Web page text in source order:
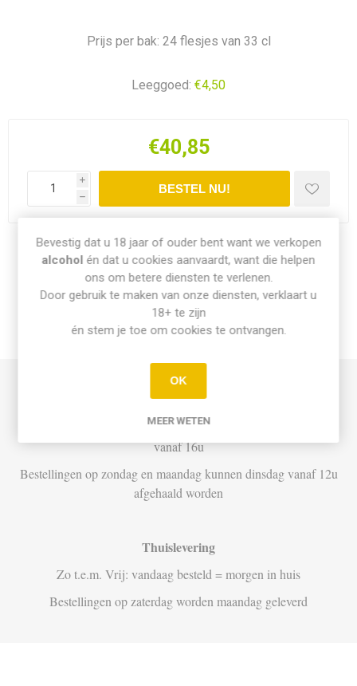
Prijs per bak: 24 flesjes van 33 cl
Leeggoed: €4,50
€40,85
i
h
Share:
INFO PICK-UP & LEVERING
Afhalen
Di t.e.m. Za: Vandaag besteld vóór 15u = vandaag af te halen
vanaf 16u
Bestellingen op zondag en maandag kunnen dinsdag vanaf 12u
afgehaald worden
Thuislevering
Zo t.e.m. Vrij: vandaag besteld = morgen in huis
Bestellingen op zaterdag worden maandag geleverd
Bevestig dat u 18 jaar of ouder bent want we verkopen
alcohol én dat u cookies aanvaardt, want die helpen
ons om betere diensten te verlenen.
Door gebruik te maken van onze diensten, verklaart u
18+ te zijn
én stem je toe om cookies te ontvangen.
OK
MEER WETEN